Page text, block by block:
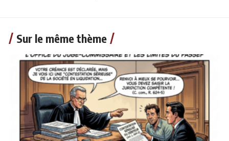
Sur le même thème